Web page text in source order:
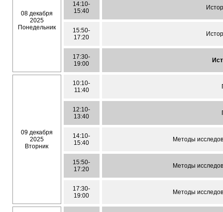
08 декабря
2025
Понедельник
14:10-
15:40
15:50-
17:20
17:30-
19:00
09 декабря
2025
Вторник
10:10-
11:40
12:10-
13:40
14:10-
15:40
Методы
15:50-
17:20
Методы
17:30-
19:00
Методы